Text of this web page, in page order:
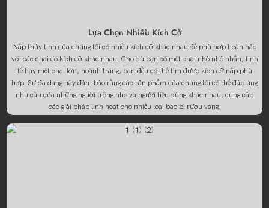
Lựa Chọn Nhiều Kích Cỡ
Nắp thủy tinh của chúng tôi có nhiều kích cỡ khác nhau để phù hợp hoàn hảo
với các chai có kích cỡ khác nhau. Cho dù bạn có một chai nhỏ nhỏ nhắn, tinh
tế hay một chai lớn, hoành tráng, bạn đều có thể tìm được kích cỡ nắp phù
hợp. Sự đa dạng này đảm bảo rằng các sản phẩm của chúng tôi có thể đáp ứng
nhu cầu của những người trồng nho và người tiêu dùng khác nhau, cung cấp
các giải pháp linh hoạt cho nhiều loại bao bì rượu vang.